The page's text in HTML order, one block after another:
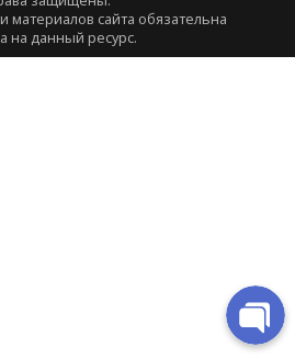
материалов сайта обязательна
на данный ресурс.